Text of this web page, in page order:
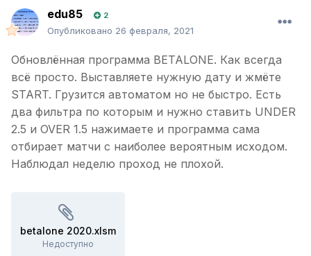
edu85 2
Опубликовано 26 февраля, 2021
Обновлённая программа BETALONE. Как всегда
всё просто. Выставляете нужную дату и жмёте
START. Грузится автоматом но не быстро. Есть
два фильтра по которым и нужно ставить UNDER
2.5 и OVER 1.5 нажимаете и программа сама
отбирает матчи с наиболее вероятным исходом.
Наблюдал неделю проход не плохой.
betalone 2020.xlsm
Недоступно